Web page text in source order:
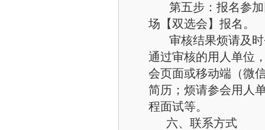
第五步：报名参加
场【双选会】报名。
审核结果烦请及时
通过审核的用人单位
会页面或移动端（微
简历；烦请参会用人
程面试等。
六、联系方式